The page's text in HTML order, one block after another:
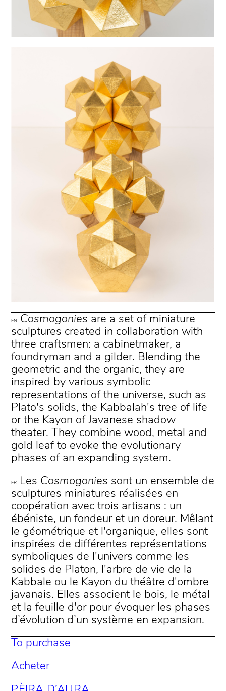
EN Cosmogonies are a set of miniature
sculptures created in collaboration with
three craftsmen: a cabinetmaker, a
foundryman and a gilder. Blending the
geometric and the organic, they are
inspired by various symbolic
representations of the universe, such as
Plato's solids, the Kabbalah's tree of life
or the Kayon of Javanese shadow
theater. They combine wood, metal and
gold leaf to evoke the evolutionary
phases of an expanding system.
FR Les Cosmogonies sont un ensemble de
sculptures miniatures réalisées en
coopération avec trois artisans : un
ébéniste, un fondeur et un doreur. Mêlant
le géométrique et l'organique, elles sont
inspirées de différentes représentations
symboliques de l'univers comme les
solides de Platon, l'arbre de vie de la
Kabbale ou le Kayon du théâtre d'ombre
javanais. Elles associent le bois, le métal
et la feuille d'or pour évoquer les phases
d’évolution d’un système en expansion.
To purchase
Acheter